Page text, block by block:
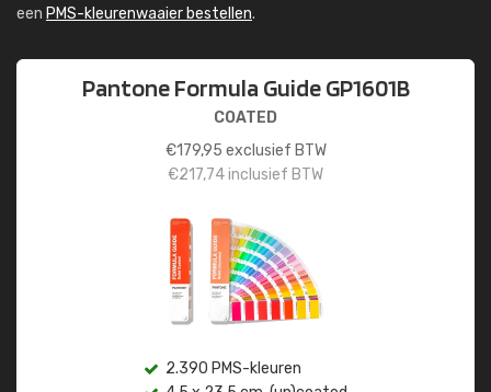
een PMS-kleurenwaaier bestellen.
Pantone Formula Guide GP1601B
COATED
€179,95 exclusief BTW
€217,74inclusief BTW
2.390 PMS-kleuren